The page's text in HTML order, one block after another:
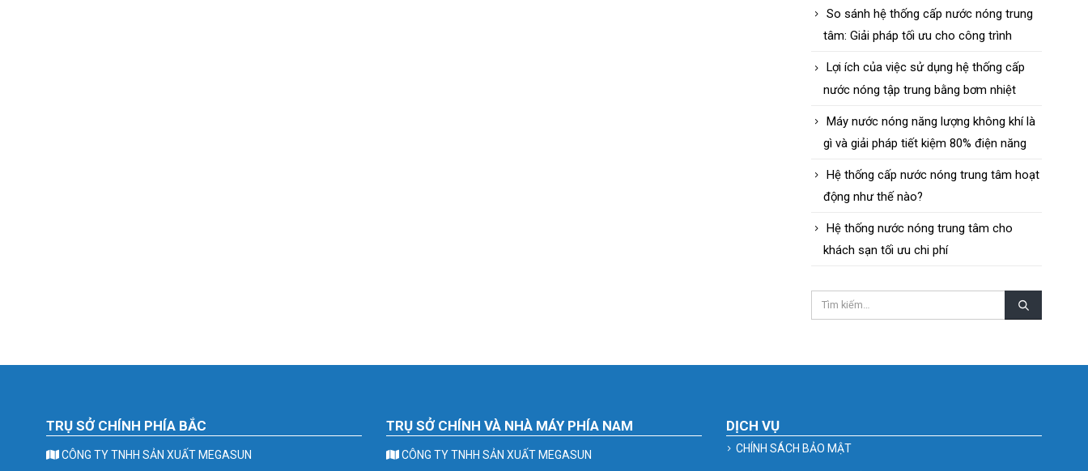
So sánh hệ thống cấp nước nóng trung
tâm: Giải pháp tối ưu cho công trình
Lợi ích của việc sử dụng hệ thống cấp
nước nóng tập trung bằng bơm nhiệt
Máy nước nóng năng lượng không khí là
gì và giải pháp tiết kiệm 80% điện năng
Hệ thống cấp nước nóng trung tâm hoạt
động như thế nào?
Hệ thống nước nóng trung tâm cho
khách sạn tối ưu chi phí
TRỤ SỞ CHÍNH PHÍA BẮC
CÔNG TY TNHH SẢN XUẤT MEGASUN
TRỤ SỞ CHÍNH VÀ NHÀ MÁY PHÍA NAM
CÔNG TY TNHH SẢN XUẤT MEGASUN
DỊCH VỤ
CHÍNH SÁCH BẢO MẬT